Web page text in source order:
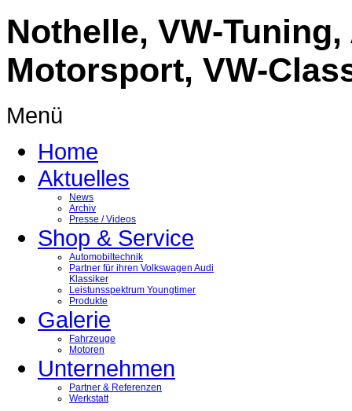
Nothelle, VW-
Motorsport, VW-
Menü
Home
Aktuelles
News
Archiv
Presse / Videos
Shop & Service
Automobiltechnik
Partner für ihren Volkswagen Audi
Klassiker
Leistunsspektrum Youngtimer
Produkte
Galerie
Fahrzeuge
Motoren
Unternehmen
Partner & Referenzen
Werkstatt